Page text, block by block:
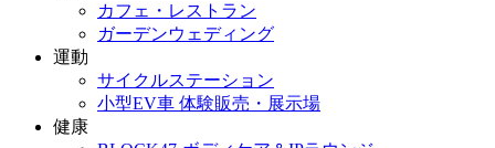
カフェ・レストラン
ガーデンウェディング
運動
サイクルステーション
小型EV車 体験販売・展示場
健康